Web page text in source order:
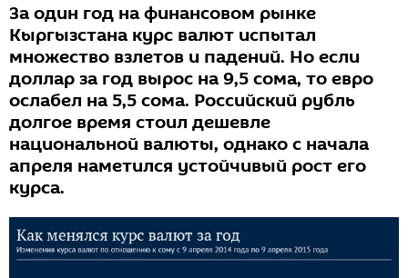
За один год на финансовом рынке
Кыргызстана курс валют испытал
множество взлетов и падений. Но если
доллар за год вырос на 9,5 сома, то евро
ослабел на 5,5 сома. Российский рубль
долгое время стоил дешевле
национальной валюты, однако с начала
апреля наметился устойчивый рост его
курса.